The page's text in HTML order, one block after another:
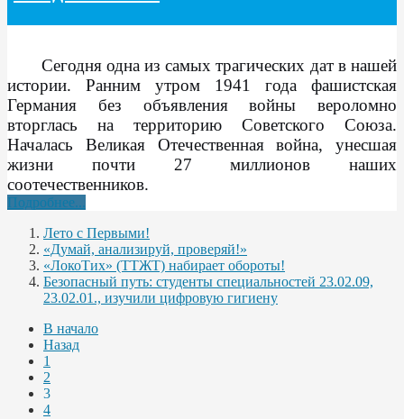
Сегодня одна из самых трагических дат в нашей
истории. Ранним утром 1941 года фашистская
Германия без объявления войны вероломно
вторглась на территорию Советского Союза.
Началась Великая Отечественная война, унесшая
жизни почти 27 миллионов наших
соотечественников.
Подробнее...
Лето с Первыми!
«Думай, анализируй, проверяй!»
«ЛокоТих» (ТТЖТ) набирает обороты!
Безопасный путь: студенты специальностей 23.02.09,
23.02.01., изучили цифровую гигиену
В начало
Назад
1
2
3
4